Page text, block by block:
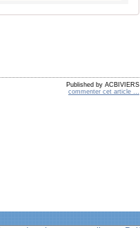
Published by ACBIVIERS
commenter cet article